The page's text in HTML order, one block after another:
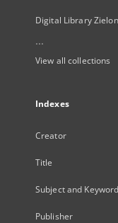
Digital Library
...
View all collections
Indexes
Creator
Title
Subject and
Publisher